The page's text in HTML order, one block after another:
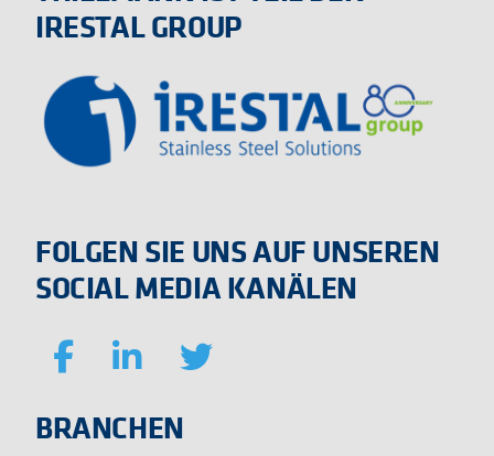
IRESTAL GROUP
FOLGEN SIE UNS AUF UNSEREN
SOCIAL MEDIA KANÄLEN
BRANCHEN